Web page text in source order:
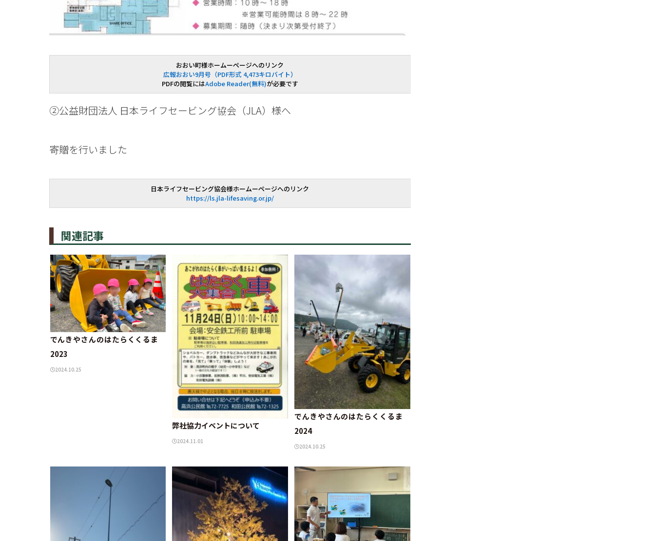
おおい町様ホームーページへのリンク
広報おおい9月号（PDF形式 4,473キロバイト）
PDFの閲覧にはAdobe Reader(無料)が必要です
②公益財団法人 日本ライフセービング協会（JLA）様へ
寄贈を行いました
日本ライフセービング協会様ホームーページへのリンク
https://ls.jla-lifesaving.or.jp/
関連記事
でんきやさんのはたらくくるま
2023
2024.10.25
弊社協力イベントについて
2024.11.01
でんきやさんのはたらくくるま
2024
2024.10.25